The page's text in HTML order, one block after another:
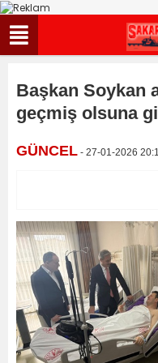
Başkan Soykan
geçmiş olsuna
GÜNCEL - 27-01-2026